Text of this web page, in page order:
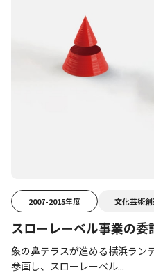
2007-2015年度 文化芸術
スローレーベル事業の委
象の鼻テラスが進める横浜ラン
参画し、スローレーベル...